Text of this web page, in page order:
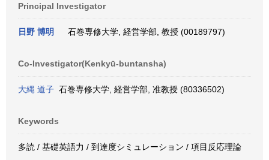
Principal Investigator
日野 博明 石巻専修大学, 経営学部, 教授 (00189797)
Co-Investigator(Kenkyū-buntansha)
大縄 道子 石巻専修大学, 経営学部, 准教授 (80336502)
Keywords
多読 / 基礎英語力 / 到達度シミュレーション / 項目反応理論